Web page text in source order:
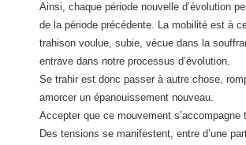
Ainsi, chaque période nouvelle d’évolution
de la période précédente. La mobilité est à
trahison voulue, subie, vécue dans la
entrave dans notre processus d’évolution.
Se trahir est donc passer à autre chose,
amorcer un épanouissement nouveau.
Accepter que ce mouvement s’accompagne
Des tensions se manifestent, entre d’une